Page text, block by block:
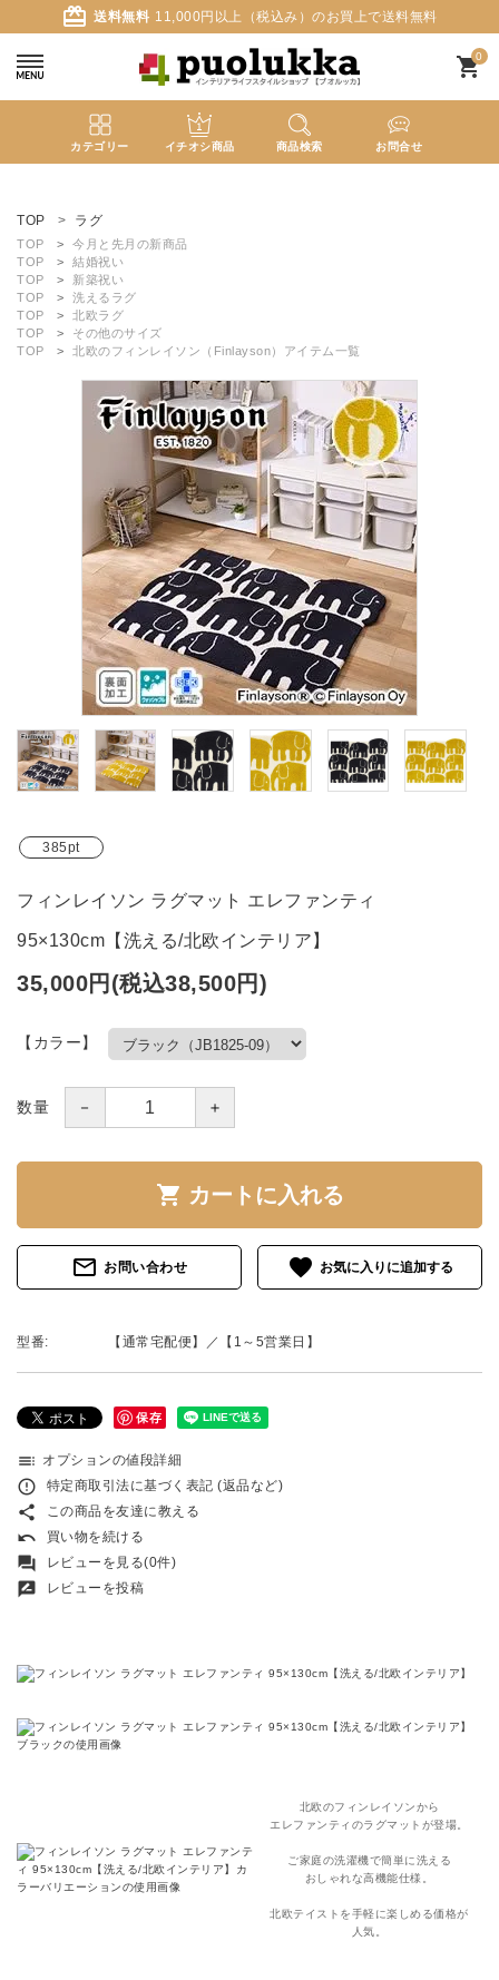
card_giftcard 送料無料 11,000円以上（税込み）のお買上で送料無料
0
shopping_cart
カテゴリー イチオシ商品 商品検索 お問合せ
ようこそ ゲスト 様
meeting_room ログイン
search
カテゴリーから探す
ガイドライン
TOP ラグ
TOP
今月と先月の新商品
TOP
結婚祝い
TOP
新築祝い
TOP
洗えるラグ
TOP
北欧ラグ
TOP
その他のサイズ
TOP
北欧のフィンレイソン（Finlayson）アイテム一覧
385pt
フィンレイソン ラグマット エレファンティ
95×130cm【洗える/北欧インテリア】
35,000円(税込38,500円)
【カラー】
数量 － ＋
shopping_cart カートに入れる
mail_outline お問い合わせ favorite
型番: 【通常宅配便】／【1～5営業日】
保存
toc オプションの値段詳細
error_outline 特定商取引法に基づく表記 (返品など)
share この商品を友達に教える
undo 買い物を続ける
forum レビューを見る(0件)
rate_review レビューを投稿
北欧のフィンレイソンから
エレファンティのラグマットが登場。
ご家庭の洗濯機で簡単に洗える
おしゃれな高機能仕様。
北欧テイストを手軽に楽しめる価格が
人気。